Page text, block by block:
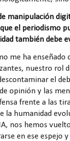
manipulación
el periodismo
también debe
me ha
nuestro rol
el
opinión y las
frente a las
la humanidad
nos hemos
en ese espejo